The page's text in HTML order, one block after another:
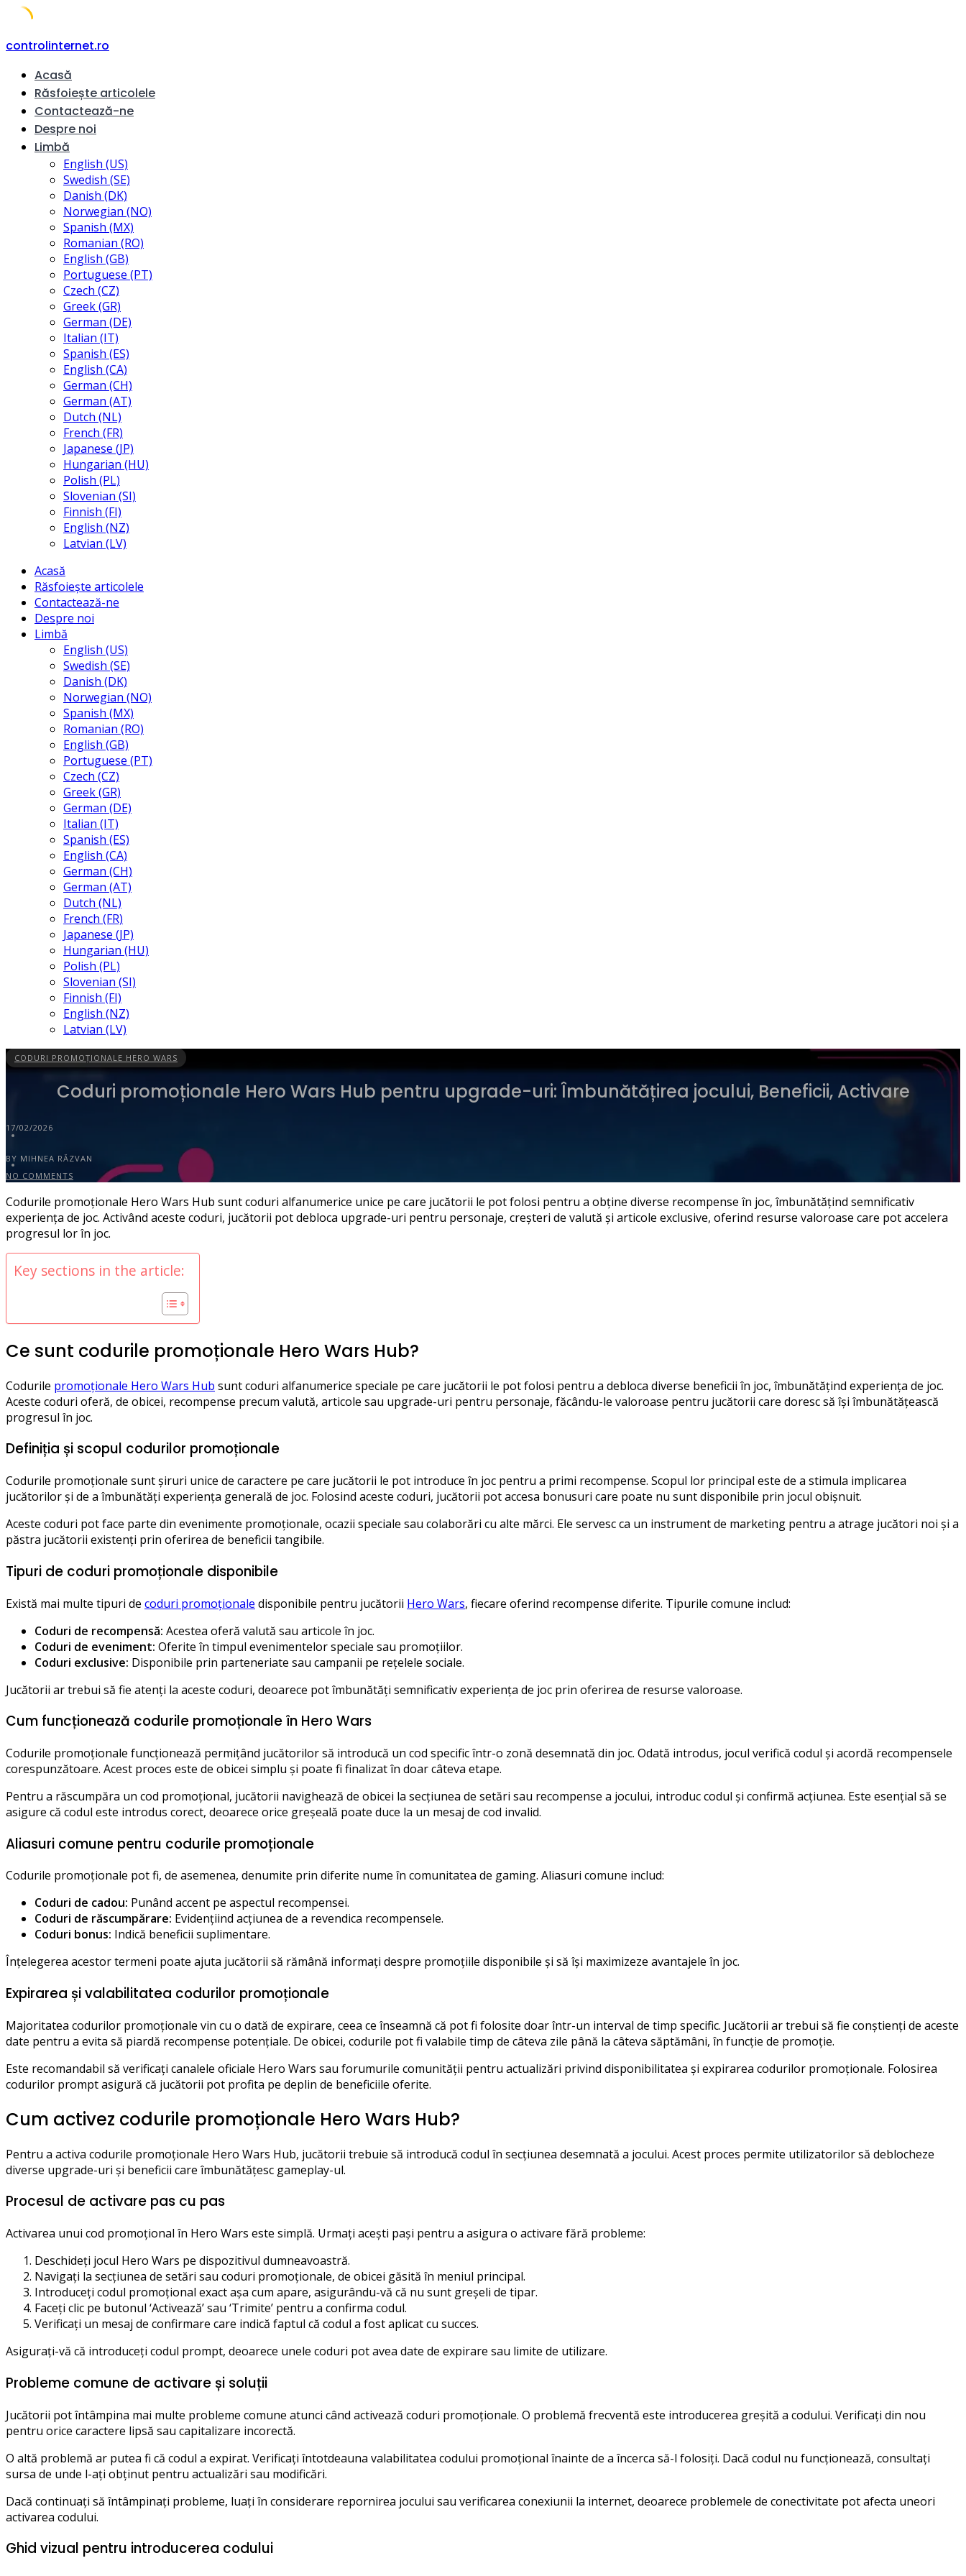
Skip
content
controlinternet.ro
Acasă
Răsfoiește articolele
Contactează-ne
Despre noi
Limbă
English (US)
Swedish (SE)
Danish (DK)
Norwegian (NO)
Spanish (MX)
Romanian (RO)
English (GB)
Portuguese (PT)
Czech (CZ)
Greek (GR)
German (DE)
Italian (IT)
Spanish (ES)
English (CA)
German (CH)
German (AT)
Dutch (NL)
French (FR)
Japanese (JP)
Hungarian (HU)
Polish (PL)
Slovenian (SI)
Finnish (FI)
English (NZ)
Latvian (LV)
Acasă
Răsfoiește articolele
Contactează-ne
Despre noi
Limbă
English (US)
Swedish (SE)
Danish (DK)
Norwegian (NO)
Spanish (MX)
Romanian (RO)
English (GB)
Portuguese (PT)
Czech (CZ)
Greek (GR)
German (DE)
Italian (IT)
Spanish (ES)
English (CA)
German (CH)
German (AT)
Dutch (NL)
French (FR)
Japanese (JP)
Hungarian (HU)
Polish (PL)
Slovenian (SI)
Finnish (FI)
English (NZ)
Latvian (LV)
CODURI PROMOȚIONALE HERO WARS
Coduri promoționale Hero Wars Hub pentru upgrade-uri: Îmbunătățirea jocului, Beneficii, Activare
17/02/2026
BY MIHNEA RĂZVAN
NO COMMENTS
Codurile promoționale Hero Wars Hub sunt coduri alfanumerice unice pe care jucătorii le pot folosi pentru a obține diverse recompense în joc, îmbunătățind semnificativ
experiența de joc. Activând aceste coduri, jucătorii pot debloca upgrade-uri pentru personaje, creșteri de valută și articole exclusive, oferind resurse valoroase care pot accelera
progresul lor în joc.
Key sections in the article:
Ce sunt codurile promoționale Hero Wars Hub?
Codurile promoționale Hero Wars Hub sunt coduri alfanumerice speciale pe care jucătorii le pot folosi pentru a debloca diverse beneficii în joc, îmbunătățind experiența de joc.
Aceste coduri oferă, de obicei, recompense precum valută, articole sau upgrade-uri pentru personaje, făcându-le valoroase pentru jucătorii care doresc să își îmbunătățească
progresul în joc.
Definiția și scopul codurilor promoționale
Codurile promoționale sunt șiruri unice de caractere pe care jucătorii le pot introduce în joc pentru a primi recompense. Scopul lor principal este de a stimula implicarea
jucătorilor și de a îmbunătăți experiența generală de joc. Folosind aceste coduri, jucătorii pot accesa bonusuri care poate nu sunt disponibile prin jocul obișnuit.
Aceste coduri pot face parte din evenimente promoționale, ocazii speciale sau colaborări cu alte mărci. Ele servesc ca un instrument de marketing pentru a atrage jucători noi și a
păstra jucătorii existenți prin oferirea de beneficii tangibile.
Tipuri de coduri promoționale disponibile
Există mai multe tipuri de coduri promoționale disponibile pentru jucătorii Hero Wars, fiecare oferind recompense diferite. Tipurile comune includ:
Coduri de recompensă: Acestea oferă valută sau articole în joc.
Coduri de eveniment: Oferite în timpul evenimentelor speciale sau promoțiilor.
Coduri exclusive: Disponibile prin parteneriate sau campanii pe rețelele sociale.
Jucătorii ar trebui să fie atenți la aceste coduri, deoarece pot îmbunătăți semnificativ experiența de joc prin oferirea de resurse valoroase.
Cum funcționează codurile promoționale în Hero Wars
Codurile promoționale funcționează permițând jucătorilor să introducă un cod specific într-o zonă desemnată din joc. Odată introdus, jocul verifică codul și acordă recompensele
corespunzătoare. Acest proces este de obicei simplu și poate fi finalizat în doar câteva etape.
Pentru a răscumpăra un cod promoțional, jucătorii navighează de obicei la secțiunea de setări sau recompense a jocului, introduc codul și confirmă acțiunea. Este esențial să se
asigure că codul este introdus corect, deoarece orice greșeală poate duce la un mesaj de cod invalid.
Aliasuri comune pentru codurile promoționale
Codurile promoționale pot fi, de asemenea, denumite prin diferite nume în comunitatea de gaming. Aliasuri comune includ:
Coduri de cadou: Punând accent pe aspectul recompensei.
Coduri de răscumpărare: Evidențiind acțiunea de a revendica recompensele.
Coduri bonus: Indică beneficii suplimentare.
Înțelegerea acestor termeni poate ajuta jucătorii să rămână informați despre promoțiile disponibile și să își maximizeze avantajele în joc.
Expirarea și valabilitatea codurilor promoționale
Majoritatea codurilor promoționale vin cu o dată de expirare, ceea ce înseamnă că pot fi folosite doar într-un interval de timp specific. Jucătorii ar trebui să fie conștienți de aceste
date pentru a evita să piardă recompense potențiale. De obicei, codurile pot fi valabile timp de câteva zile până la câteva săptămâni, în funcție de promoție.
Este recomandabil să verificați canalele oficiale Hero Wars sau forumurile comunității pentru actualizări privind disponibilitatea și expirarea codurilor promoționale. Folosirea
codurilor prompt asigură că jucătorii pot profita pe deplin de beneficiile oferite.
Cum activez codurile promoționale Hero Wars Hub?
Pentru a activa codurile promoționale Hero Wars Hub, jucătorii trebuie să introducă codul în secțiunea desemnată a jocului. Acest proces permite utilizatorilor să deblocheze
diverse upgrade-uri și beneficii care îmbunătățesc gameplay-ul.
Procesul de activare pas cu pas
Activarea unui cod promoțional în Hero Wars este simplă. Urmați acești pași pentru a asigura o activare fără probleme:
Deschideți jocul Hero Wars pe dispozitivul dumneavoastră.
Navigați la secțiunea de setări sau coduri promoționale, de obicei găsită în meniul principal.
Introduceți codul promoțional exact așa cum apare, asigurându-vă că nu sunt greșeli de tipar.
Faceți clic pe butonul ‘Activează’ sau ‘Trimite’ pentru a confirma codul.
Verificați un mesaj de confirmare care indică faptul că codul a fost aplicat cu succes.
Asigurați-vă că introduceți codul prompt, deoarece unele coduri pot avea date de expirare sau limite de utilizare.
Probleme comune de activare și soluții
Jucătorii pot întâmpina mai multe probleme comune atunci când activează coduri promoționale. O problemă frecventă este introducerea greșită a codului. Verificați din nou
pentru orice caractere lipsă sau capitalizare incorectă.
O altă problemă ar putea fi că codul a expirat. Verificați întotdeauna valabilitatea codului promoțional înainte de a încerca să-l folosiți. Dacă codul nu funcționează, consultați
sursa de unde l-ați obținut pentru actualizări sau modificări.
Dacă continuați să întâmpinați probleme, luați în considerare repornirea jocului sau verificarea conexiunii la internet, deoarece problemele de conectivitate pot afecta uneori
activarea codului.
Ghid vizual pentru introducerea codului